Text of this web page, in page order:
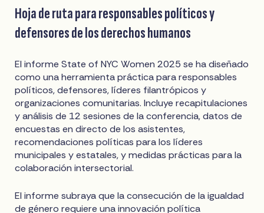
Hoja de ruta para responsables políticos y
defensores de los derechos humanos
El informe State of NYC Women 2025 se ha diseñado
como una herramienta práctica para responsables
políticos, defensores, líderes filantrópicos y
organizaciones comunitarias. Incluye recapitulaciones
y análisis de 12 sesiones de la conferencia, datos de
encuestas en directo de los asistentes,
recomendaciones políticas para los líderes
municipales y estatales, y medidas prácticas para la
colaboración intersectorial.
El informe subraya que la consecución de la igualdad
de género requiere una innovación política